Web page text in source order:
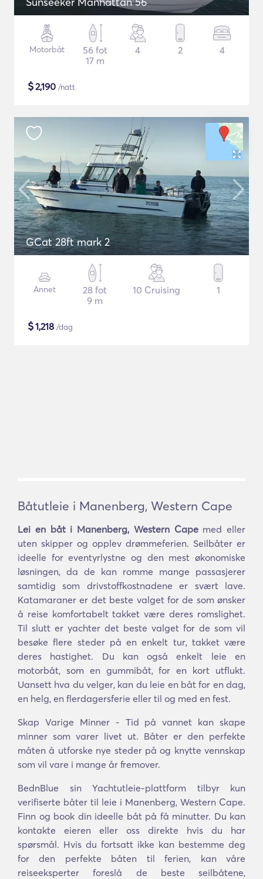
Motorbåt
56 fot
17 m
4 2 4
$2,190 /natt
GCat 28ft mark 2
Annet
28 fot
9 m
10 Cruising 1
$1,218 /dag
Båtutleie i Manenberg, Western Cape
Lei en båt i Manenberg, Western Capemed eller
uten skipper og opplev drømmeferien. Seilbåter er
ideelle for eventyrlystne og den mest økonomiske
løsningen, da de kan romme mange passasjerer
samtidig som drivstoffkostnadene er svært lave.
Katamaraner er det beste valget for de som ønsker
å reise komfortabelt takket være deres romslighet.
Til slutt er yachter det beste valget for de som vil
besøke flere steder på en enkelt tur, takket være
deres hastighet. Du kan også enkelt leie en
motorbåt, som en gummibåt, for en kort utflukt.
Uansett hva du velger, kan du leie en båt for en dag,
en helg, en flerdagersferie eller til og med en fest.
Skap Varige Minner - Tid på vannet kan skape
minner som varer livet ut. Båter er den perfekte
måten å utforske nye steder på og knytte vennskap
som vil vare i mange år fremover.
BednBlue sin Yachtutleie-plattform tilbyr kun
verifiserte båter til leie i Manenberg, Western Cape.
Finn og book din ideelle båt på få minutter. Du kan
kontakte eieren eller oss direkte hvis du har
spørsmål. Hvis du fortsatt ikke kan bestemme deg
for den perfekte båten til ferien, kan våre
reiseeksperter foreslå de beste seilbåtene,